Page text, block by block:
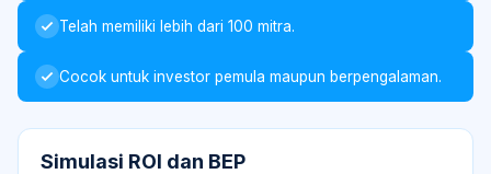
Telah memiliki lebih dari 100 mitra.
Cocok untuk investor pemula maupun berpengalaman.
Simulasi ROI dan BEP